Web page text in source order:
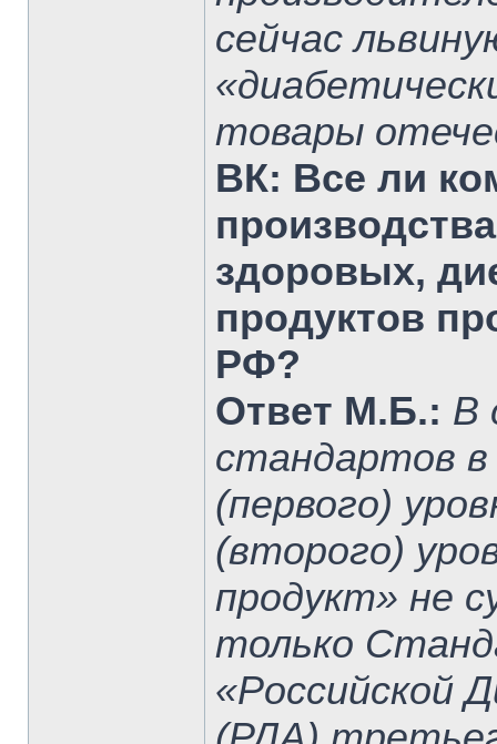
сейчас
товары
ВК: Все ли
здоровых,
продуктов
РФ?
Ответ М.Б.: В
стандартов в
(первого)
(второго)
продукт» не
только
«Российской